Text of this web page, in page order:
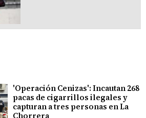
'Operación Cenizas': Incautan 268
pacas de cigarrillos ilegales y
capturan a tres personas en La
Chorrera